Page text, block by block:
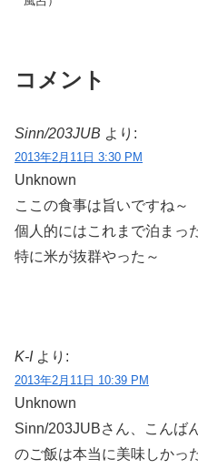
コメント
Sinn/203JUB より:
2013年2月11日 3:30 PM
Unknown
ここの食事は旨いですね～
個人的にはこれまで泊まっ
特に米が抜群やった～
K-I より:
2013年2月11日 10:39 PM
Unknown
Sinn/203JUBさん、こんば
のご飯は本当に美味しかっ